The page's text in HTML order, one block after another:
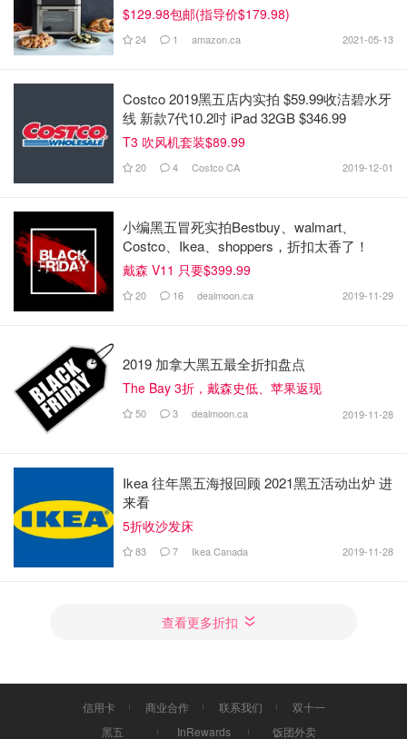
$129.98包邮(指导价$179.98)
24 1 amazon.ca 2021-05-13
Costco 2019黑五店内实拍 $59.99收洁碧水牙
线 新款7代10.2吋 iPad 32GB $346.99
T3 吹风机套装$89.99
20 4 Costco CA 2019-12-01
小编黑五冒死实拍Bestbuy、walmart、
Costco、Ikea、shoppers，折扣太香了！
戴森 V11 只要$399.99
20 16 dealmoon.ca 2019-11-29
2019 加拿大黑五最全折扣盘点
The Bay 3折，戴森史低、苹果返现
50 3 dealmoon.ca 2019-11-28
Ikea 往年黑五海报回顾 2021黑五活动出炉 进
来看
5折收沙发床
83 7 Ikea Canada 2019-11-28
查看更多折扣
信用卡 商业合作 联系我们
双十一
黑五
InRewards 饭团外卖